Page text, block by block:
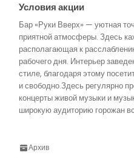
Условия акции
Бар «Руки Вверх» — уютная
приятной атмосферы. Здесь
располагающая к
рабочего дня. Интерьер
стиле, благодаря этому
и свободно.Здесь регулярно
концерты живой музыки и
широкую аудиторию горожан
Архив